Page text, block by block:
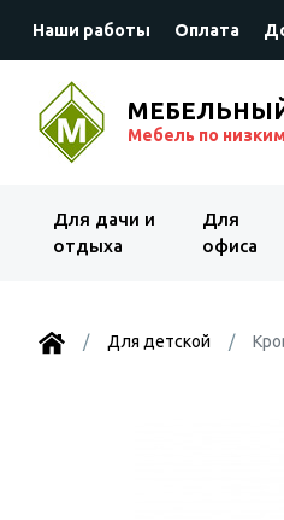
Наши работы Оплата
Мебель по
Для дачи и
отдыха
Для
офиса
Для детской